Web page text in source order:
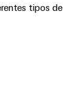
tipos de